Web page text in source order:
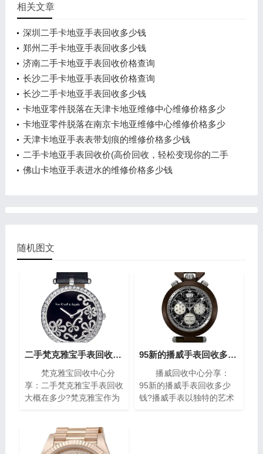
相关文章
深圳二手卡地亚手表回收多少钱
郑州二手卡地亚手表回收多少钱
济南二手卡地亚手表回收价格查询
长沙二手卡地亚手表回收价格查询
长沙二手卡地亚手表回收多少钱
卡地亚零件脱落在天津卡地亚维修中心维修价格多少
钱？
卡地亚零件脱落在南京卡地亚维修中心维修价格多少
钱？
天津卡地亚手表表带划痕的维修价格多少钱
二手卡地亚手表回收价(高价回收，轻松变现你的二手
卡地亚手表)
佛山卡地亚手表进水的维修价格多少钱
随机图文
二手梵克雅宝手表回收大概在多少?(梵克雅宝高价回收指南)
梵克雅宝回收中心分
享：二手梵克雅宝手表回收
大概在多少?梵克雅宝作为
量而闻名。对于那些拥有一
款梵克雅宝手表的人来说，
95新的播威手表回收多少钱?(高价回收指南)
播威回收中心分享：
95新的播威手表回收多少
钱?播威手表以独特的艺术